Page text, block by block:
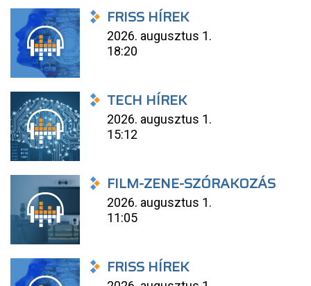
FRISS HÍREK
2026. augusztus 1.
18:20
TECH HÍREK
2026. augusztus 1.
15:12
FILM-ZENE-SZÓRAKOZÁS
2026. augusztus 1.
11:05
FRISS HÍREK